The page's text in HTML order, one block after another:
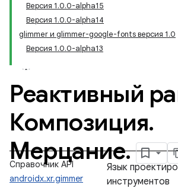
Версия 1.0.0-alpha15
Версия 1.0.0-alpha14
glimmer и glimmer-google-fonts версия 1.0
Версия 1.0.0-alpha13
Реактивный
Композиция.
Мерцание.
Справочник API
androidx.xr.gimmer
Язык
инструментов